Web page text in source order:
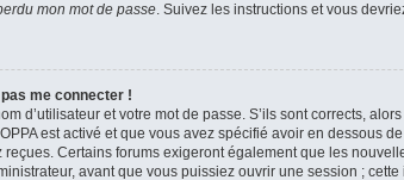
mon mot de passe. Suivez les instructions et vous
me connecter !
d’utilisateur et votre mot de passe. S’ils sont corrects,
est activé et que vous avez spécifié avoir en dessous
reçues. Certains forums exigeront également que les
avant que vous puissiez ouvrir une session ;